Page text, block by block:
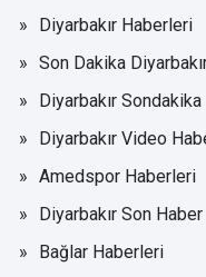
Diyarbakır Haberleri
Son Dakika
Diyarbakır Sondakika
Diyarbakır Video
Amedspor Haberleri
Diyarbakır Son Haber
Bağlar Haberleri